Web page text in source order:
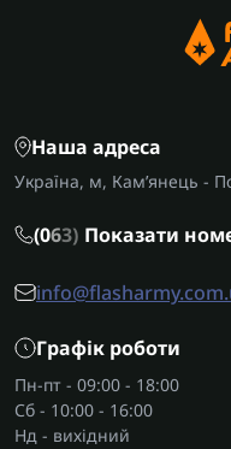
Наша адреса
Україна, м, Кам’янець -
(063) Показати
Графік роботи
Пн-пт - 09:00 - 18:00
Сб - 10:00 - 16:00
Нд - вихідний